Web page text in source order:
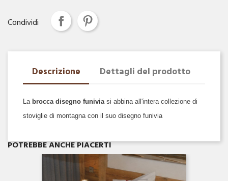
Condividi
Descrizione Dettagli del prodotto
La brocca disegno funiviasi abbina all'intera collezione di
stoviglie di montagna con il suo disegno funivia
POTREBBE ANCHE PIACERTI
Anteprima